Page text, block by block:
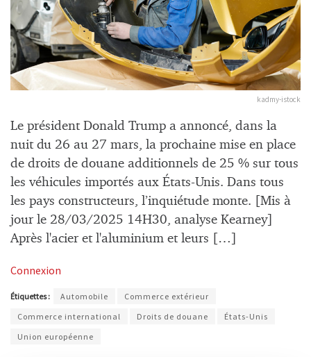
kadmy-istock
Le président Donald Trump a annoncé, dans la
nuit du 26 au 27 mars, la prochaine mise en place
de droits de douane additionnels de 25 % sur tous
les véhicules importés aux États-Unis. Dans tous
les pays constructeurs, l’inquiétude monte. [Mis à
jour le 28/03/2025 14H30, analyse Kearney]
Après l'acier et l'aluminium et leurs […]
Connexion
Étiquettes : Automobile
Commerce extérieur
Commerce international
Droits de douane
États-Unis
Union européenne